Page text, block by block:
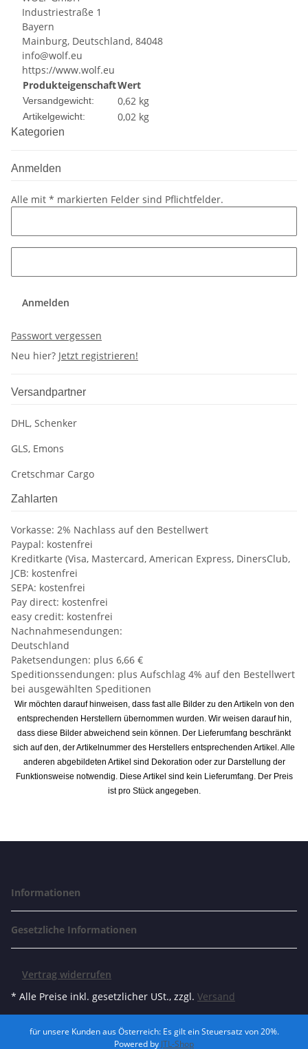
Industriestraße 1
Bayern
Mainburg, Deutschland, 84048
info@wolf.eu
https://www.wolf.eu
ProdukteigenschaftWert
Versandgewicht: 0,62 kg
Artikelgewicht: 0,02 kg
Kategorien
Anmelden
Alle mit * markierten Felder sind Pflichtfelder.
Anmelden
Passwort vergessen
Neu hier? Jetzt registrieren!
Versandpartner
DHL, Schenker
GLS, Emons
Cretschmar Cargo
Zahlarten
Vorkasse: 2% Nachlass auf den Bestellwert
Paypal: kostenfrei
Kreditkarte (Visa, Mastercard, American Express, DinersClub,
JCB: kostenfrei
SEPA: kostenfrei
Pay direct: kostenfrei
easy credit: kostenfrei
Nachnahmesendungen:
Deutschland
Paketsendungen: plus 6,66 €
Speditionssendungen: plus Aufschlag 4% auf den Bestellwert
bei ausgewählten Speditionen
Wir möchten darauf hinweisen, dass fast alle Bilder zu den Artikeln von den
entsprechenden Herstellern übernommen wurden. Wir weisen darauf hin,
dass diese Bilder abweichend sein können. Der Lieferumfang beschränkt
sich auf den, der Artikelnummer des Herstellers entsprechenden Artikel. Alle
anderen abgebildeten Artikel sind Dekoration oder zur Darstellung der
Funktionsweise notwendig. Diese Artikel sind kein Lieferumfang. Der Preis
ist pro Stück angegeben.
Informationen
Gesetzliche Informationen
Vertrag widerrufen
* Alle Preise inkl. gesetzlicher USt., zzgl. Versand
für unsere Kunden aus Österreich: Es gilt ein Steuersatz von 20%.
Powered by JTL-Shop